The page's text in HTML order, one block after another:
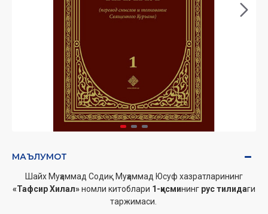
МАЪЛУМОТ
Шайх Муҳаммад Содиқ Муҳаммад Юсуф хазратларининг
«Тафсир Хилал»номли китоблари 1-қисмининг рус тилидаги
таржимаси.